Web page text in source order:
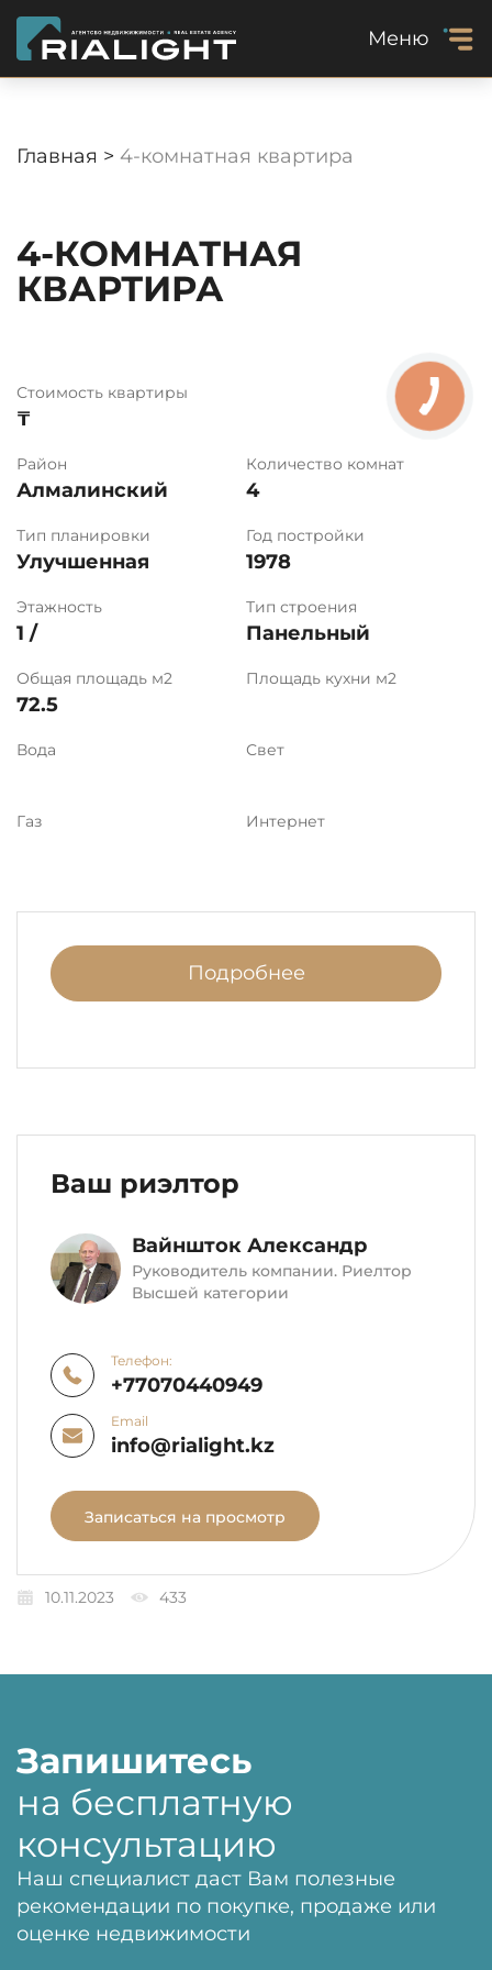
Меню
Главная > 4-комнатная квартира
4-КОМНАТНАЯ
КВАРТИРА
Стоимость квартиры
₸
Район
Алмалинский
Количество комнат
4
Тип планировки
Улучшенная
Год постройки
1978
Этажность
1 /
Тип строения
Панельный
Общая площадь м2
72.5
Площадь кухни м2
Вода Свет
Газ Интернет
Подробнее
Ваш риэлтор
Вайншток Александр
Руководитель компании. Риелтор
Высшей категории
Телефон:
+77070440949
Email
info@rialight.kz
Записаться на просмотр
10.11.2023 433
Запишитесь
на бесплатную
консультацию
Наш специалист даст Вам полезные
рекомендации по покупке, продаже или
оценке недвижимости